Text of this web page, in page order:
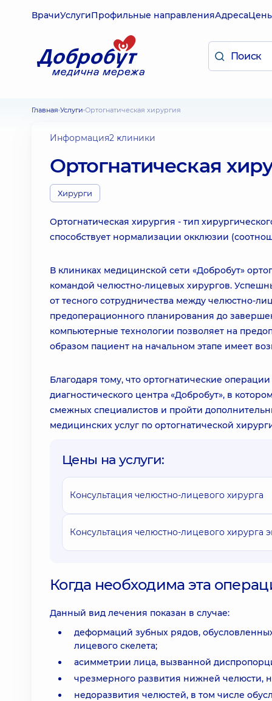
ВрачиУслугиПрофильные направленияАдреса
Главная Услуги Ортогнатическая хирургия
Информация2 клиники
Ортогнатическая
Хирурги
Ортогнатическая хирургия - тип
способствует нормализации окклюзии
В клиниках медицинской сети «Добробут»
командой челюстно-лицевых хирургов.
от тесного сотрудничества между челюстно-
предоперационного планирования до
компьютерные технологии позволяет на
образом пациент на начальном этапе имеет
Благодаря тому, что ортогнатические
диагностического центра «Добробут», в
смежных специалистов и пройти
медицинских услуг по ортогнатической
Цены на услуги:
Консультация челюстно-лицевого хирурга
Консультация челюстно-лицевого хирурга
Когда необходима эта
Данный вид лечения показан в случае:
деформаций зубных рядов,
лицевого скелета;
асимметрии лица, вызванной
чрезмерного развития нижней
недоразвития челюстей, в том числе